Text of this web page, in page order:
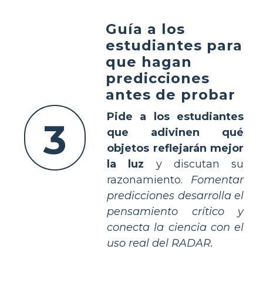
3
Guía a los
estudiantes para
que hagan
predicciones
antes de probar
Pide a los estudiantes
que adivinen qué
objetos reflejarán mejor
la luz y discutan su
razonamiento. Fomentar
predicciones desarrolla el
pensamiento crítico y
conecta la ciencia con el
uso real del RADAR.